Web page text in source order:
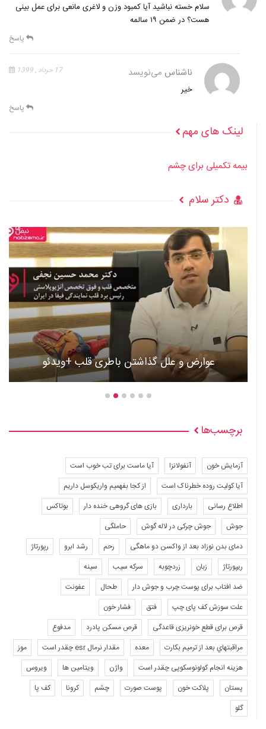
سلام خسته نباشید آیا کمبود وزن و لاغری مانعی برای عمل بینی
هست؟ در ضمن ۱۹ سالمه
پاسخ
ناشناس می‌نویسد 17 خرداد , 1399
خیر
پاسخ
لینک های مهم
بیمه تکمیلی برای چشم
دکتر سلام
عوارض و علل گذاشتن باطری قلب +ویدئو
برچسب‌ها
آزمایش خون آنفولانزا
آیا ماست برای تب خوب است
آیا کولیت روده خطرناک است
از کجا بفهمیم واریکوسل داریم
اطلاع رسانی
بارداری بازی های گروهی خنده دار
بوتاکس
جوش
جوش چرکی در لاله گوش
حاملگی
دمای بدن نوزاد بعد از واکسن دو ماهگی
رحم رشد ابرو
رپورتاژ
ریپورتاژ
زبان زردچوبه سرکه سیب
سینه
ضد افتاب برای پوست چرب و جوش دار
طحال
عفونت
علت سوزش کف پای چپ
فتق
فشار خون
قرص برای قطع خونریزی قاعدگی
قرص مسکن پادرد
مدفوع
مراقبتهاي بعد از ترميم بكارت
معده مقدار نرمال esr چقدر است
موز
هزینه انجام کولونوسکوپی چقدر است
واژن ویتامین ها
ویروس
پستان
پلاکت خون پوست صورت چشم کرونا
کف پا
گلو